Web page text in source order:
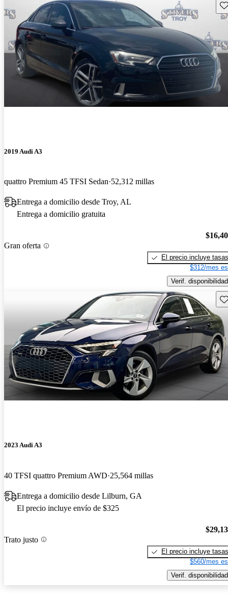
2019 Audi A3
quattro Premium 45 TFSI Sedan 52,312 millas
Entrega a domicilio desde Troy, AL
Entrega a domicilio gratuita
Gran oferta
El precio incluye tasas
$312/mes
Verif. disponibilidad
2023 Audi A3
40 TFSI quattro Premium AWD 25,564 millas
Entrega a domicilio desde Lilburn, GA
El precio incluye envío de $325
Trato justo
El precio incluye tasas
$560/mes
Verif. disponibilidad